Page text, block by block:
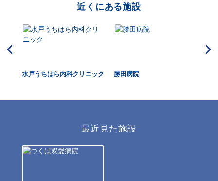
近くにある施設
水戸うちはら内科クリニック 勝田病院
最近見た施設